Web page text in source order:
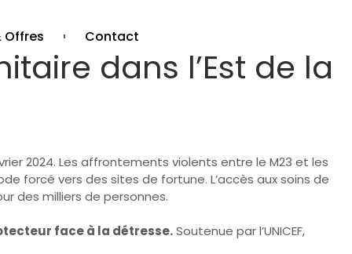
Offres Contact
dans l’Est de la
2024. Les affrontements violents entre le M23 et les
forcé vers des sites de fortune. L’accès aux soins de
des milliers de personnes.
face à la détresse.Soutenue par l’UNICEF,